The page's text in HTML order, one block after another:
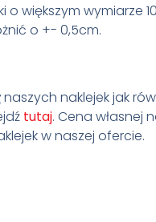
większym wymiarze
o +- 0,5cm.
naszych naklejek jak
tutaj. Cena własnej
w naszej ofercie.